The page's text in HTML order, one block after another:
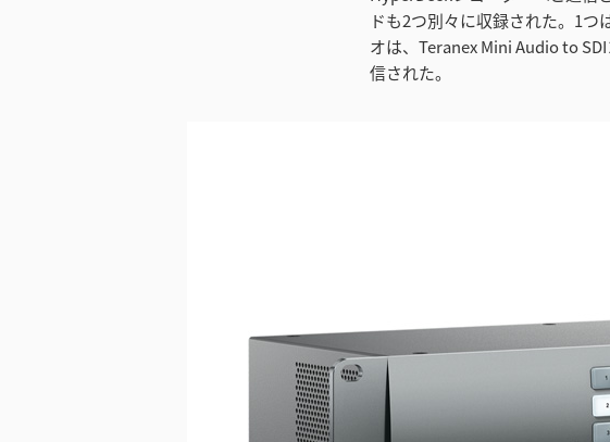
ドも2つ別々に収録された。1
オは、Teranex Mini Audio to
信された。